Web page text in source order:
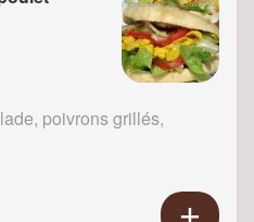
poivrons grillés,